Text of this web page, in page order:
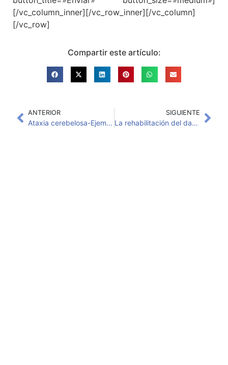
[/vc_column_inner][/vc_row_inner][/vc_column]
[/vc_row]
Compartir este artículo:
ANTERIOR
Ataxia cerebelosa-Ejemp control del tronco
SIGUIENTE
La rehabilitación del daño cerebral